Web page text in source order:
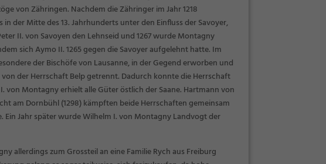
von Zähringen. Nachdem die Zähringer im Jahr 1218
der Mitte des 13. Jahrhunderts unter den Einfluss der Savoyer,
II. von Savoyen den Lehnseid und 1267 wurde Montagny
sich Aymo II. 1265 gegen die Savoyer aufgelehnt hatte. Im
der Bischöfe von Lausanne, in der Gegend erworben und
der Herrschaft Belp getrennt. Dadurch konnte die Herrschaft
von Montagny erhielt alle Güter östlich der Saane. Hartmann von
am Dornbühl (1298) kämpften beide Herrschaften gemeinsam
Jahr später wurde Wilhelm I. von Montagny Landvogt der
allerdings zum Grossteil an eine Familie Rych aus Freiburg